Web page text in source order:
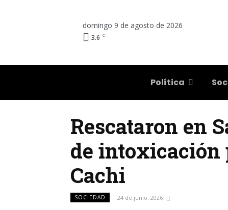
domingo 9 de agosto de 2026
3.6 C
Política
Rescataron en
de intoxicación
Cachi
SOCIEDAD 24 de junio, 2026